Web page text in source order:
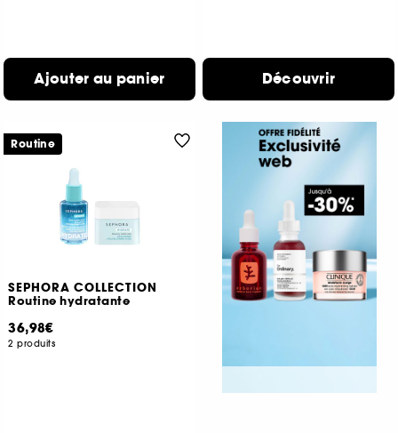
Ajouter au panier Découvrir
SEPHORA COLLECTION
Routine hydratante
36,98€
2 produits
Routine